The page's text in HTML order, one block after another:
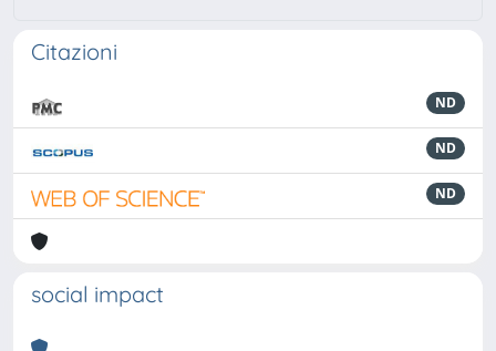
Citazioni
ND
ND
ND
social impact